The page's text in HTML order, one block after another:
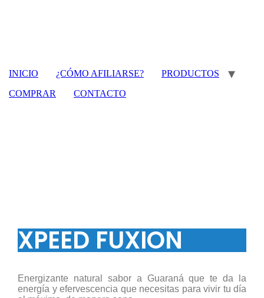
INICIO ¿CÓMO AFILIARSE?
PRODUCTOS
COMPRAR
CONTACTO
XPEED FUXION
Energizante natural sabor a Guaraná que te da la
energía y efervescencia que necesitas para vivir tu día